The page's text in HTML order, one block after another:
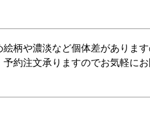
柄や濃淡など個体差があります
約注文承りますのでお気軽にお